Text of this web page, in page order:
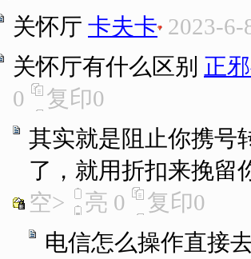
关怀厅 卡夫卡 2023-6-
关怀厅有什么区别 正
0
复印0
其实就是阻止你携号
了，就用折扣来挽留
空>
亮 0 复印0
电信怎么操作直接